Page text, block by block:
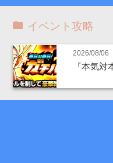
イベント攻略
2026/08/06
『本気